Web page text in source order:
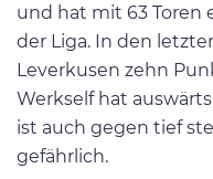
und hat mit 63 Toren
der Liga. In den
Leverkusen zehn
Werkself hat
ist auch gegen tief
gefährlich.